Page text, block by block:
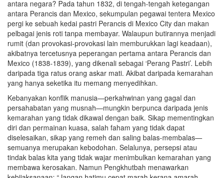
antara negara? Pada tahun 1832, di tengah-tengah ketegangan
antara Perancis dan Mexico, sekumpulan pegawai tentera Mexico
pergi ke sebuah kedai pastri Perancis di Mexico City dan makan
pelbagai jenis roti tanpa membayar. Walaupun butirannya menjadi
rumit (dan provokasi-provokasi lain memburukkan lagi keadaan),
akibatnya tercetusnya peperangan pertama antara Perancis dan
Mexico (1838-1839), yang dikenali sebagai ‘Perang Pastri’. Lebih
daripada tiga ratus orang askar mati. Akibat daripada kemarahan
yang hanya seketika itu memang menyedihkan.
Kebanyakan konflik manusia—perkahwinan yang gagal dan
persahabatan yang musnah—mungkin berpunca daripada jenis
kemarahan yang tidak dikawal dengan baik. Sikap mementingkan
diri dan permainan kuasa, salah faham yang tidak dapat
diselesaikan, sikap yang remeh dan saling balas-membalas—
semuanya merupakan kebodohan. Selalunya, persepsi atau
tindak balas kita yang tidak wajar menimbulkan kemarahan yang
membawa kerosakan. Namun Pengkhutbah menawarkan